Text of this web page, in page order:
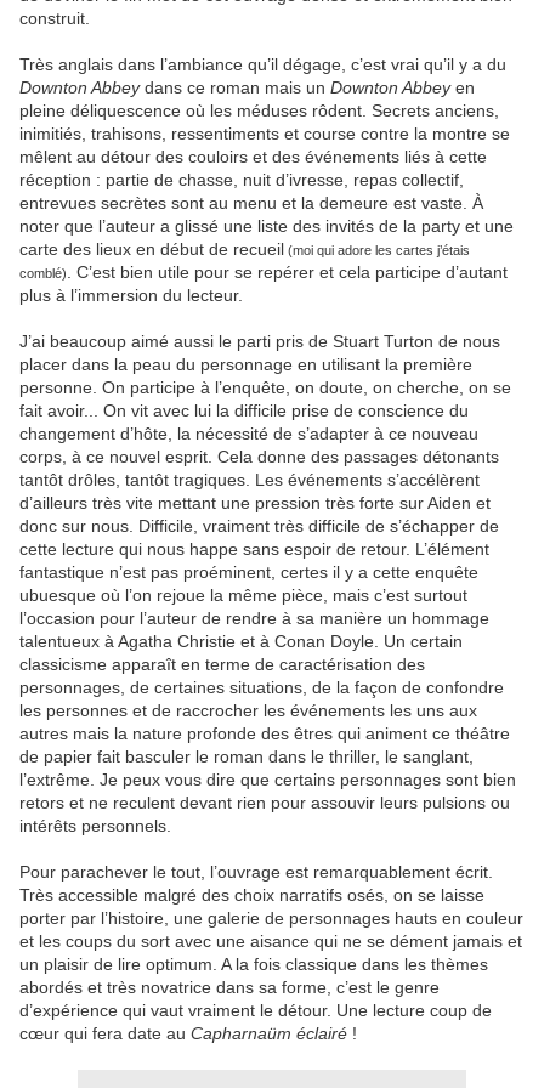
construit.
Très anglais dans l’ambiance qu’il dégage, c’est vrai qu’il y a du
Downton Abbeydans ce roman mais un Downton Abbeyen
pleine déliquescence où les méduses rôdent. Secrets anciens,
inimitiés, trahisons, ressentiments et course contre la montre se
mêlent au détour des couloirs et des événements liés à cette
réception : partie de chasse, nuit d’ivresse, repas collectif,
entrevues secrètes sont au menu et la demeure est vaste. À
noter que l’auteur a glissé une liste des invités de la party et une
carte des lieux en début de recueil (moi qui adore les cartes j’étais
comblé)
. C’est bien utile pour se repérer et cela participe d’autant
plus à l’immersion du lecteur.
J’ai beaucoup aimé aussi le parti pris de Stuart Turton de nous
placer dans la peau du personnage en utilisant la première
personne. On participe à l’enquête, on doute, on cherche, on se
fait avoir... On vit avec lui la difficile prise de conscience du
changement d’hôte, la nécessité de s’adapter à ce nouveau
corps, à ce nouvel esprit. Cela donne des passages détonants
tantôt drôles, tantôt tragiques. Les événements s’accélèrent
d’ailleurs très vite mettant une pression très forte sur Aiden et
donc sur nous. Difficile, vraiment très difficile de s’échapper de
cette lecture qui nous happe sans espoir de retour. L’élément
fantastique n’est pas proéminent, certes il y a cette enquête
ubuesque où l’on rejoue la même pièce, mais c’est surtout
l’occasion pour l’auteur de rendre à sa manière un hommage
talentueux à Agatha Christie et à Conan Doyle. Un certain
classicisme apparaît en terme de caractérisation des
personnages, de certaines situations, de la façon de confondre
les personnes et de raccrocher les événements les uns aux
autres mais la nature profonde des êtres qui animent ce théâtre
de papier fait basculer le roman dans le thriller, le sanglant,
l’extrême. Je peux vous dire que certains personnages sont bien
retors et ne reculent devant rien pour assouvir leurs pulsions ou
intérêts personnels.
Pour parachever le tout, l’ouvrage est remarquablement écrit.
Très accessible malgré des choix narratifs osés, on se laisse
porter par l’histoire, une galerie de personnages hauts en couleur
et les coups du sort avec une aisance qui ne se dément jamais et
un plaisir de lire optimum. A la fois classique dans les thèmes
abordés et très novatrice dans sa forme, c’est le genre
d’expérience qui vaut vraiment le détour. Une lecture coup de
cœur qui fera date au Capharnaüm éclairé !